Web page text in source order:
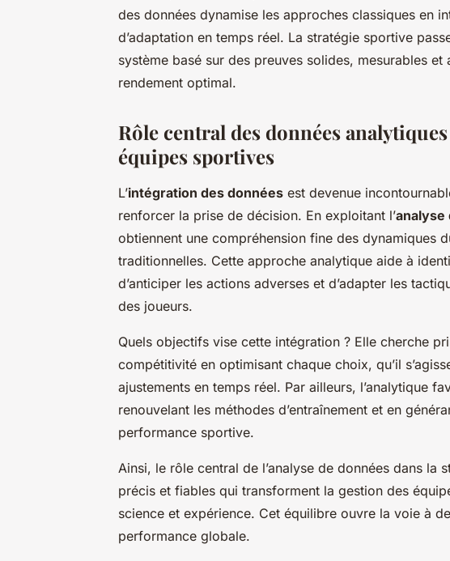
des données dynamise les approches classiques en
d’adaptation en temps réel. La stratégie sportive
système basé sur des preuves solides, mesurables
rendement optimal.
Rôle central des données
équipes sportives
L’intégration des données est devenue
renforcer la prise de décision. En exploitant l’analyse
obtiennent une compréhension fine des dynamiques
traditionnelles. Cette approche analytique aide à
d’anticiper les actions adverses et d’adapter les
des joueurs.
Quels objectifs vise cette intégration ? Elle cherche
compétitivité en optimisant chaque choix, qu’il
ajustements en temps réel. Par ailleurs, l’analytique
renouvelant les méthodes d’entraînement et en
performance sportive.
Ainsi, le rôle central de l’analyse de données dans la
précis et fiables qui transforment la gestion des
science et expérience. Cet équilibre ouvre la voie à
performance globale.